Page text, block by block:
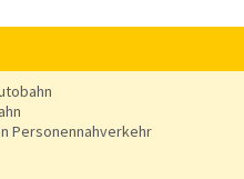
Personennahverkehr